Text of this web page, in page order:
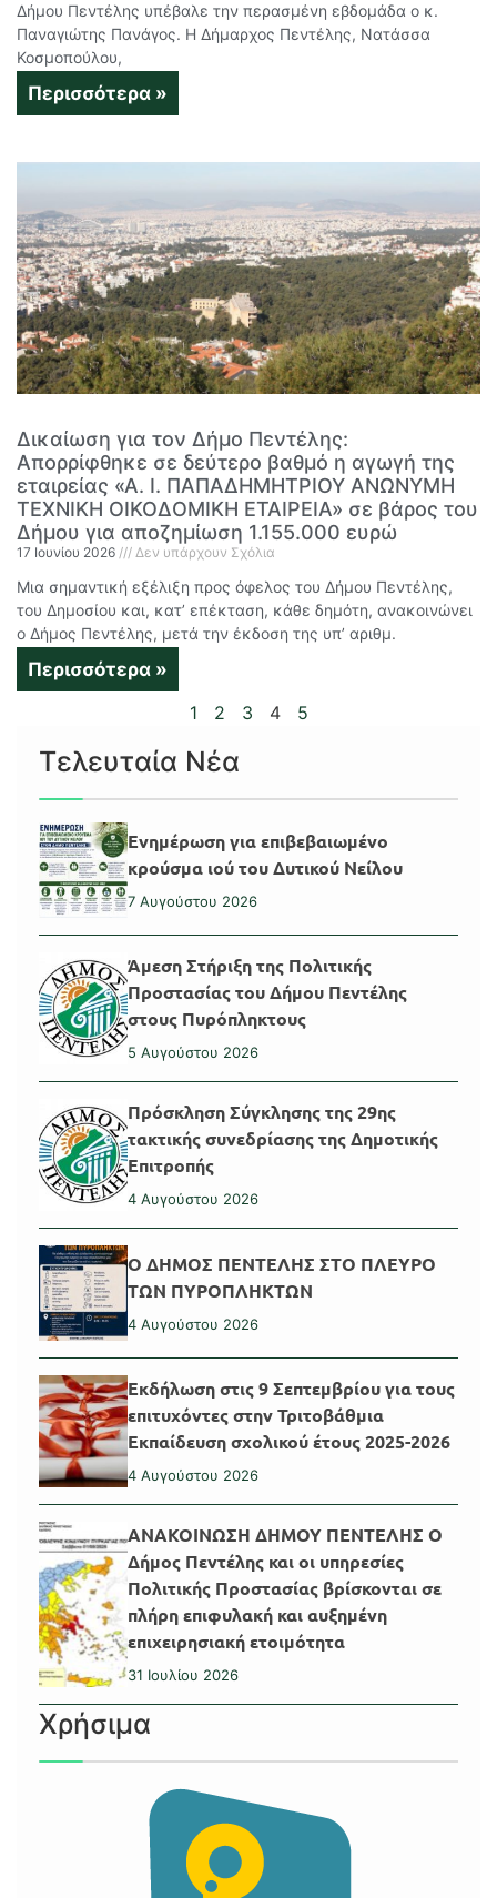
Δήμου Πεντέλης υπέβαλε την περασμένη εβδομάδα ο κ.
Παναγιώτης Πανάγος. Η Δήμαρχος Πεντέλης, Νατάσσα
Κοσμοπούλου,
Περισσότερα »
Δικαίωση για τον Δήμο Πεντέλης:
Απορρίφθηκε σε δεύτερο βαθμό η αγωγή της
εταιρείας «Α. Ι. ΠΑΠΑΔΗΜΗΤΡΙΟΥ ΑΝΩΝΥΜΗ
ΤΕΧΝΙΚΗ ΟΙΚΟΔΟΜΙΚΗ ΕΤΑΙΡΕΙΑ» σε βάρος του
Δήμου για αποζημίωση 1.155.000 ευρώ
17 Ιουνίου 2026 Δεν υπάρχουν Σχόλια
Μια σημαντική εξέλιξη προς όφελος του Δήμου Πεντέλης,
του Δημοσίου και, κατ’ επέκταση, κάθε δημότη, ανακοινώνει
ο Δήμος Πεντέλης, μετά την έκδοση της υπ’ αριθμ.
Περισσότερα »
1
2 3 4 5
Τελευταία Νέα
Ενημέρωση για επιβεβαιωμένο
κρούσμα ιού του Δυτικού Νείλου
7 Αυγούστου 2026
Άμεση Στήριξη της Πολιτικής
Προστασίας του Δήμου Πεντέλης
στους Πυρόπληκτους
5 Αυγούστου 2026
Πρόσκληση Σύγκλησης της 29ης
τακτικής συνεδρίασης της Δημοτικής
Επιτροπής
4 Αυγούστου 2026
Ο ΔΗΜΟΣ ΠΕΝΤΕΛΗΣ ΣΤΟ ΠΛΕΥΡΟ
ΤΩΝ ΠΥΡΟΠΛΗΚΤΩΝ
4 Αυγούστου 2026
Εκδήλωση στις 9 Σεπτεμβρίου για τους
επιτυχόντες στην Τριτοβάθμια
Εκπαίδευση σχολικού έτους 2025-2026
4 Αυγούστου 2026
ΑΝΑΚΟΙΝΩΣΗ ΔΗΜΟΥ ΠΕΝΤΕΛΗΣ Ο
Δήμος Πεντέλης και οι υπηρεσίες
Πολιτικής Προστασίας βρίσκονται σε
πλήρη επιφυλακή και αυξημένη
επιχειρησιακή ετοιμότητα
31 Ιουλίου 2026
Χρήσιμα